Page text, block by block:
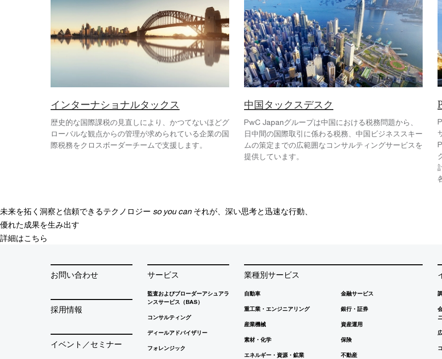
インターナショナルタックス
歴史的な国際課税の見直しにより、かつてないほどグ
ローバルな観点からの管理が求められている企業の国
際税務をクロスボーダーチームで支援します。
中国タックスデスク
PwC Japanグループは中国における税務問題から、
日中間の国際取引に係わる税務、中国ビジネススキー
ムの策定までの広範囲なコンサルティングサービスを
提供しています。
未来を拓く洞察と信頼できるテクノロジー so you can それが、深い思考と迅速な行動、
優れた成果を生み出す
詳細はこちら
お問い合わせ
採用情報
イベント／セミナー
サービス
監査およびブローダーアシュアラ
ンスサービス（BAS）
コンサルティング
ディールアドバイザリー
フォレンジック
業種別サービス
自動車
重工業・エンジニアリング
産業機械
素材・化学
エネルギー・資源・鉱業
金融サービス
銀行・証券
資産運用
保険
不動産